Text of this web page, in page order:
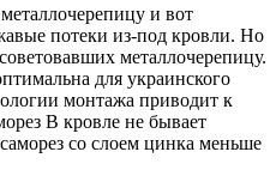
и вот
потеки из-под кровли. Но
металлочерепицу.
для украинского
монтажа приводит к
В кровле не бывает
со слоем цинка меньше